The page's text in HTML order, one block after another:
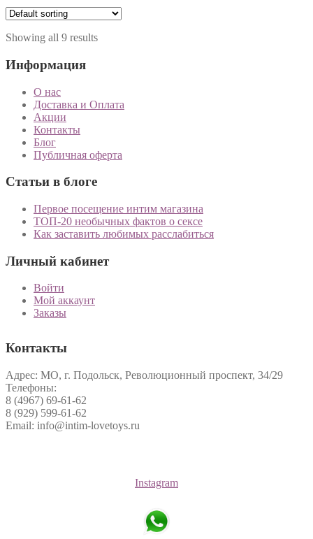
Showing all 9 results
Информация
О нас
Доставка и Оплата
Акции
Контакты
Блог
Публичная оферта
Статьи в блоге
Первое посещение интим магазина
ТОП-20 необычных фактов о сексе
Как заставить любимых расслабиться
Личный кабинет
Войти
Мой аккаунт
Заказы
Контакты
Адрес: МО, г. Подольск, Революционный проспект, 34/29
Телефоны:
8 (4967) 69-61-62
8 (929) 599-61-62
Email: info@intim-lovetoys.ru
Instagram